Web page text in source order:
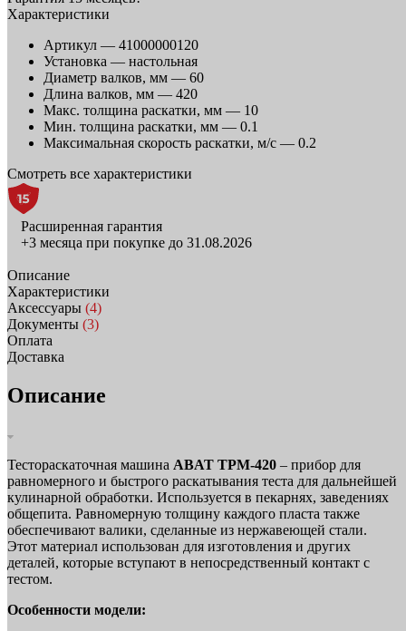
Характеристики
Артикул — 41000000120
Установка — настольная
Диаметр валков, мм — 60
Длина валков, мм — 420
Макс. толщина раскатки, мм — 10
Мин. толщина раскатки, мм — 0.1
Максимальная скорость раскатки, м/с — 0.2
Смотреть все характеристики
Расширенная гарантия
+3 месяца при покупке до 31.08.2026
Описание
Характеристики
Аксессуары (4)
Документы (3)
Оплата
Доставка
Описание
Тестораскаточная машина ABAT ТРМ‑420 – прибор для
равномерного и быстрого раскатывания теста для дальнейшей
кулинарной обработки. Используется в пекарнях, заведениях
общепита. Равномерную толщину каждого пласта также
обеспечивают валики, сделанные из нержавеющей стали.
Этот материал использован для изготовления и других
деталей, которые вступают в непосредственный контакт с
тестом.
Особенности модели: